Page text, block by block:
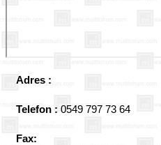
Adres :
Telefon : 0549 797 73 64
Fax: